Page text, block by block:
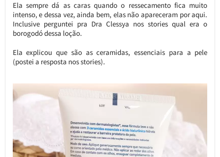
Ela sempre dá as caras quando o ressecamento fica muito
intenso, e dessa vez, ainda bem, elas não apareceram por aqui.
Inclusive perguntei pra Dra Clessya nos stories qual era o
borogodó dessa loção.
Ela explicou que são as ceramidas, essenciais para a pele
(postei a resposta nos stories).